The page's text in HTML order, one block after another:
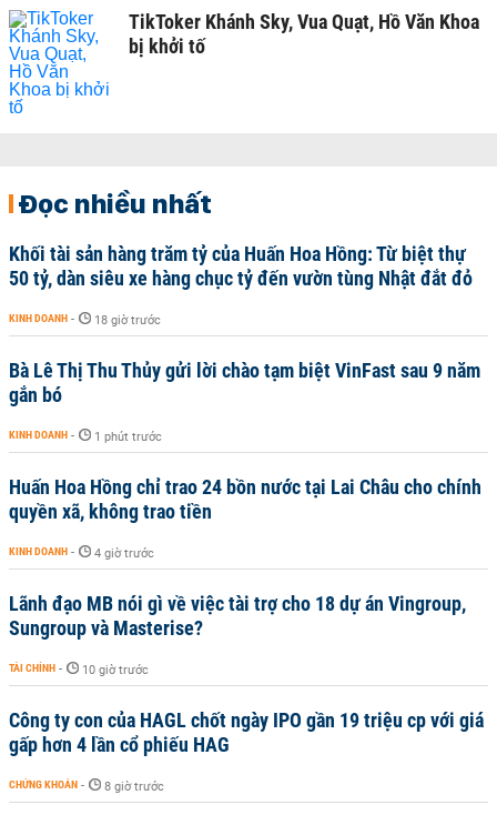
TikToker Khánh Sky, Vua Quạt, Hồ Văn Khoa
bị khởi tố
Đọc nhiều nhất
Khối tài sản hàng trăm tỷ của Huấn Hoa Hồng: Từ biệt thự
50 tỷ, dàn siêu xe hàng chục tỷ đến vườn tùng Nhật đắt đỏ
KINH DOANH - 18 giờ trước
Bà Lê Thị Thu Thủy gửi lời chào tạm biệt VinFast sau 9 năm
gắn bó
KINH DOANH - 1 phút trước
Huấn Hoa Hồng chỉ trao 24 bồn nước tại Lai Châu cho chính
quyền xã, không trao tiền
KINH DOANH - 4 giờ trước
Lãnh đạo MB nói gì về việc tài trợ cho 18 dự án Vingroup,
Sungroup và Masterise?
TÀI CHÍNH - 10 giờ trước
Công ty con của HAGL chốt ngày IPO gần 19 triệu cp với giá
gấp hơn 4 lần cổ phiếu HAG
CHỨNG KHOÁN - 8 giờ trước